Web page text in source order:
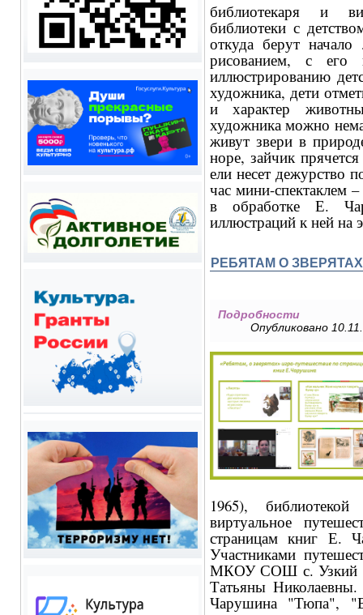
библиотекаря и
библиотеки с
откуда берут
рисованием, с его
иллюстрированию
художника, дети
и характер
художника можно
живут звери в
норе, зайчик
ели несет дежурство
час мини-спектаклем
в обработке Е.
иллюстраций к ней на
РЕБЯТАМ О ЗВЕРЯТАХ
Подробности
Опубликовано
1965),
виртуальное
страницам книг Е.
Участниками
МКОУ СОШ с. Узкий
Татьяны Николаевны.
Чарушина "Тюпа",